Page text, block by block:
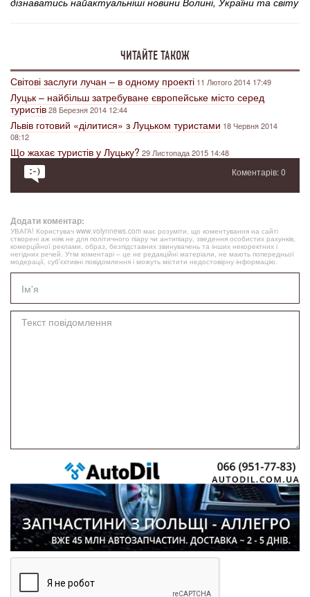
ЧИТАЙТЕ ТАКОЖ
Світові заслуги лучан – в одному проекті 11 Лютого 2014 17:49
Луцьк – найбільш затребуване європейське місто серед
туристів28 Березня 2014 12:44
Львів готовий «ділитися» з Луцьком туристами 18 Червня 2014
08:12
Що жахає туристів у Луцьку? 29 Листопада 2015 14:48
Коментарів: 0
Додати коментар:
УВАГА! Користувач www.volynnews.com має розуміти, що коментування на сайті
створені аж ніяк не для політичного піару чи антипіару, зведення особистих рахунків,
комерційної реклами, образ, безпідставних звинувачень та інших некоректних і
негідних речей. Утім коментарі – це не редакційні матеріали, не мають попередньої
модерації, суб’єктивні повідомлення і можуть містити недостовірну інформацію.